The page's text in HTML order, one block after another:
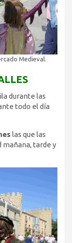
Medieval.
durante las
todo el día
las que las
mañana, tarde y